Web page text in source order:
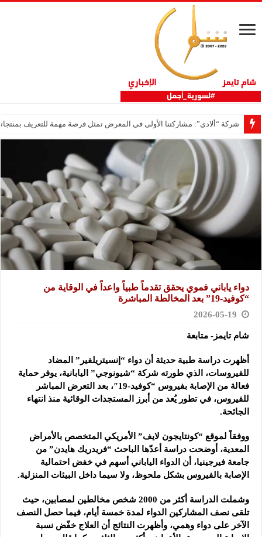
شركة “ألادي”: مشاركتنا الأولى في المعرض تمثل فرصة مهمة للتعريف
دواء ياباني فموي يحقق تقدماً طبياً واعداً في الوقاية من
“كوفيد-19” بعد المخالطة المباشرة
2026-05-19
شام تايمز- متابعة
أظهرت دراسة طبية حديثة أن دواء “إنسيتريلفير” المضاد
للفيروسات، الذي طورته شركة “شيونوجي” اليابانية، يوفر حماية
فعالة من الإصابة بفيروس “كوفيد-19″، بعد التعرض المباشر
للفيروس، في تطور يُعد من أبرز المستجدات الوقائية منذ انتهاء
الجائحة.
ووفقاً لموقع “كونتايجون لايف” الأمريكي المتخصص بالأمراض
المعدية، أوضحت دراسة أعدّها الباحث “فريدريك هايدن” من
جامعة فيرجينيا، أن الدواء الياباني أسهم في خفض احتمالية
الإصابة بالفيروس بشكل ملحوظ، ولا سيما داخل البيئات المنزلية.
وشملت الدراسة أكثر من 2000 شخص مخالطين لمصابين، حيث
تلقى نصف المشاركين الدواء لمدة خمسة أيام، فيما حصل النصف
الآخر على دواء وهمي، وأظهرت النتائج أن العلاج خفّض نسبة